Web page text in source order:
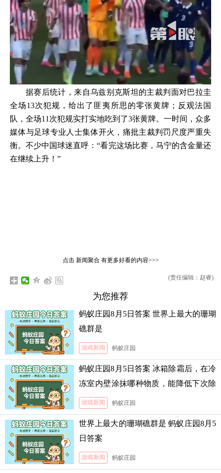
据赛后统计，来自乌兹别克斯坦的主裁判面对巴拉圭
全场13次犯规，给出了匪夷所思的零张黄牌；反观法国
队，全场11次犯规实打实地吃到了3张黄牌。一时间，众多
媒体与足球专业人士集体开火，痛批主裁判罚尺度严重失
衡。不少中国球迷直呼：“看完这场比赛，马宁的含金量还
在继续上升！”
点击 新闻聚合有更多好看的内容>>>
(责任编辑：赵睿)
为您推荐
蚂蚁庄园8月5日答案 世界上最大的珊瑚
礁群是
游戏新闻 蚂蚁庄园
蚂蚁庄园8月5日答案 冰箱除霜后，在冷
冻室内壁涂抹哪种物质，能降低下次除
霜的难度
游戏新闻 蚂蚁庄园
世界上最大的珊瑚礁群是 蚂蚁庄园8月5
日答案
游戏新闻 蚂蚁庄园